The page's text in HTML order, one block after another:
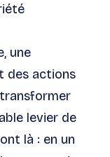
une
des actions
levier de
là : en un